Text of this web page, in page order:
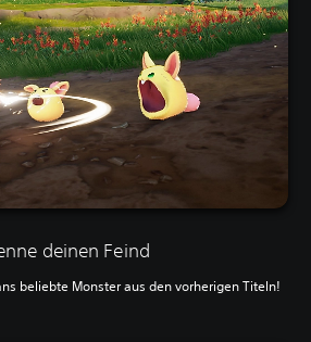
deinen Feind
beliebte Monster aus den vorherigen Titeln!